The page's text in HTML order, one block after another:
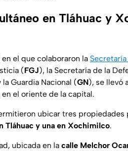
en Tláhuac y
el que colaboraron la
(FGJ), la Secretaría de la
la Guardia Nacional (GN), se llevó
en el oriente de la capital.
ubicar tres propiedades
Tláhuac y una en Xochimilco.
ubicada en la calle Melchor